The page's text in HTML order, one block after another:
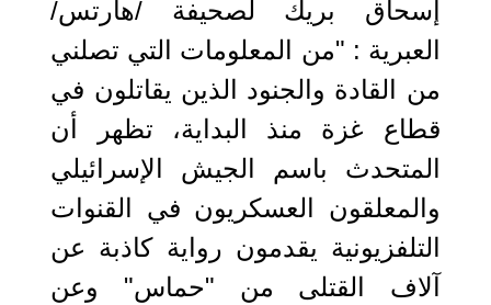
إسحاق بريك لصحيفة /هآرتس/
العبرية : "من المعلومات التي تصلني
من القادة والجنود الذين يقاتلون في
قطاع غزة منذ البداية، تظهر أن
المتحدث باسم الجيش الإسرائيلي
والمعلقون العسكريون في القنوات
التلفزيونية يقدمون رواية كاذبة عن
آلاف القتلى من "حماس" وعن